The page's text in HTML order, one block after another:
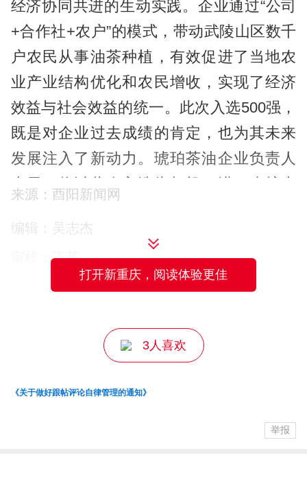
经济协同共进的生动实践。企业通过“公司
+合作社+农户”的模式，带动武陵山区数千
户农民从事油茶种植，有效促进了当地农
业产业结构优化和农民增收，实现了经济
效益与社会效益的统一。此次入选500强，
既是对企业过去成绩的肯定，也为其未来
发展注入了新动力。琥珀茶油企业负责人
表示，将以此次入选为契机，进一步扩大
供更多健康优质的茶油产品，同时积极履
行龙头企业责任，在促进食品工业可持续
发展、服务乡村振兴战略中发挥更大作
据了解，此次评选是中国食品工业协会为
构调整与可持续发展而首次开展的专项工
作。评选以2024年企业营业收入为入围标
来源：酉阳新闻网
编辑：吴志杰
审核：王萃
主编：王成
打开新重庆，阅读体验更佳
3人喜欢
《关于做好跟帖评论自律管理的通知》
举报